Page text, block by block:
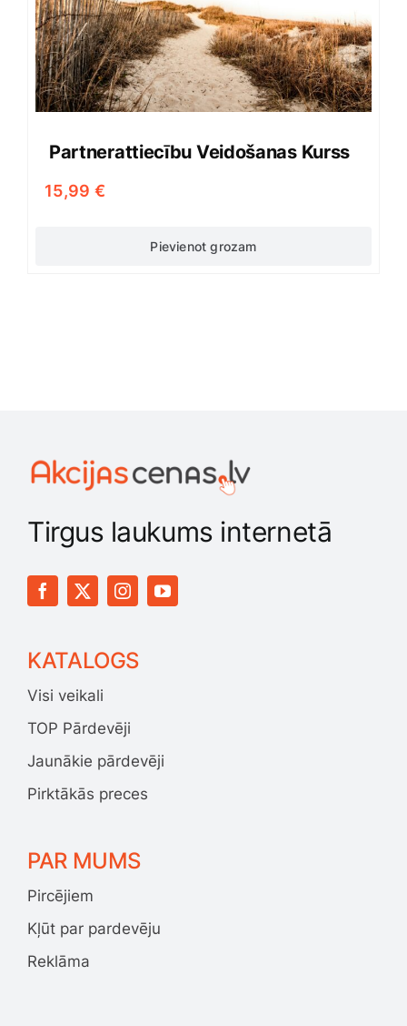
Partnerattiecību Veidošanas Kurss
15,99 €
Pievienot grozam
Tirgus laukums internetā
KATALOGS
Visi veikali
TOP Pārdevēji
Jaunākie pārdevēji
Pirktākās preces
PAR MUMS
Pircējiem
Kļūt par pardevēju
Reklāma